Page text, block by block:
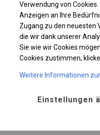
KONSTRUKTION
WINTER PLUS
Verwendung von
Anzeigen an Ihre
Zugang zu den neuesten
die wir dank unserer
Sie wie wir Cookies
Cookies zustimmen,
Weitere Informationen
Einstellungen